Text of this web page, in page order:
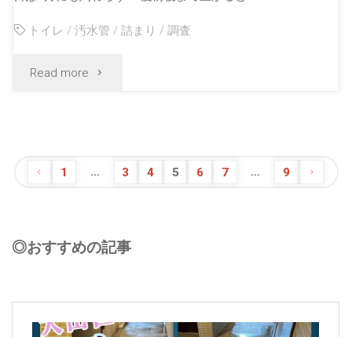
トイレ /汚水管 /詰まり /調査
Read more
1 … 3 4 5 6 7 … 9
◎おすすめの記事